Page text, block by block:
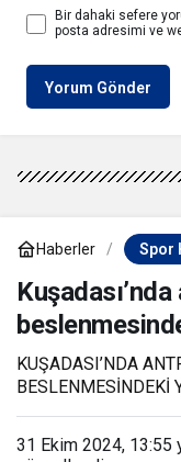
Bir dahaki sefere
posta adresimi ve
Yorum Gönder
Haberler Spor
KUŞADASI’NDA
BESLENMESİNDEKİ
31 Ekim 2024, 13:55